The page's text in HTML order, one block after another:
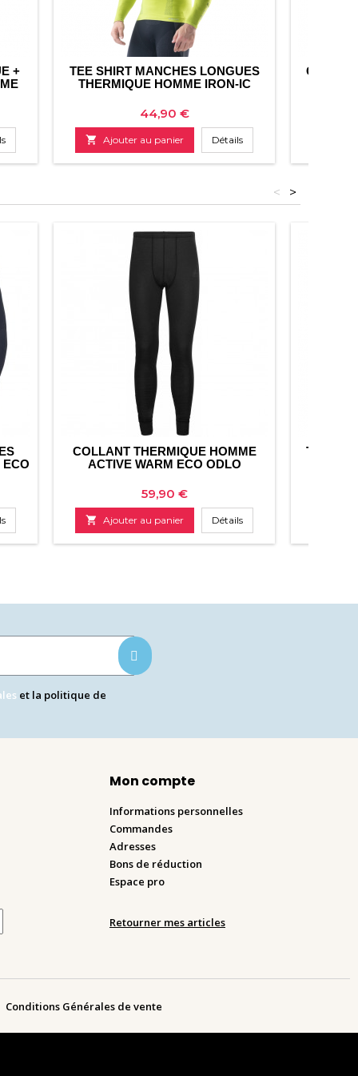
+
TEE SHIRT MANCHES LONGUES
THERMIQUE HOMME IRON-IC
Prix
44,90 €
 Ajouter au panier Détails
>
<
ECO
COLLANT THERMIQUE HOMME
ACTIVE WARM ECO ODLO
Prix
59,90 €
 Ajouter au panier Détails
T-SHIRT
et la politique de
Mon compte
Informations personnelles
Commandes
Adresses
Bons de réduction
Espace pro
Retourner mes articles
Conditions Générales de vente